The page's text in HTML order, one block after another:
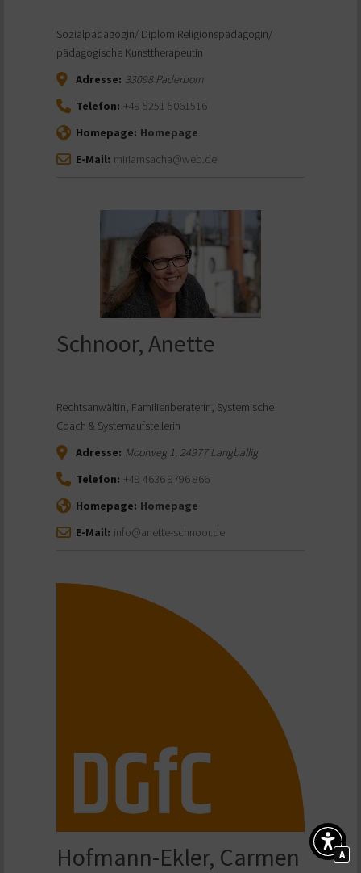
Sozialpädagogin/ Diplom Religionspädagogin/
pädagogische Kunsttherapeutin
Adresse: 33098Paderborn
Telefon: +49 5251 5061516
Homepage: Homepage
E-Mail: miriamsacha@web.de
Schnoor, Anette
Rechtsanwältin, Familienberaterin, Systemische
Coach & Systemaufstellerin
Adresse: Moorweg 1, 24977Langballig
Telefon: +49 4636 9796 866
Homepage: Homepage
E-Mail: info@anette-schnoor.de
Hofmann-Ekler, Carmen A